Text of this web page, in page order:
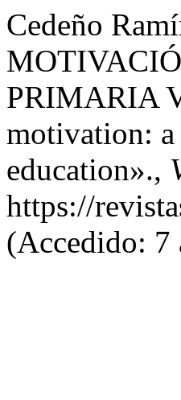
Cedeño
PRIMARIA
motivation:
education».,
https://
(Accedido: 7